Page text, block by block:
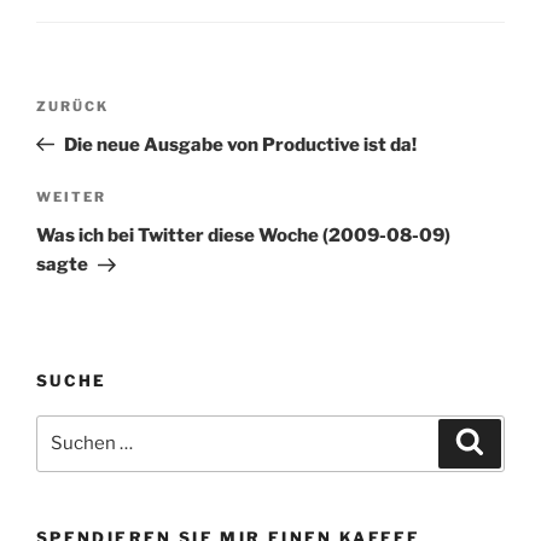
Beitragsnavigation
Vorheriger
Beitrag
ZURÜCK
Die neue Ausgabe von Productive ist da!
Nächster
Beitrag
WEITER
Was ich bei Twitter diese Woche (2009-08-09)
sagte
SUCHE
nach:
SPENDIEREN SIE MIR EINEN KAFFEE